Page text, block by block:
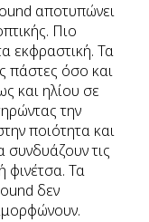
αποτυπώνει
Πιο
εκφραστική. Τα
πάστες όσο και
και ηλίου σε
την
ποιότητα και
συνδυάζουν τις
φινέτσα. Τα
δεν